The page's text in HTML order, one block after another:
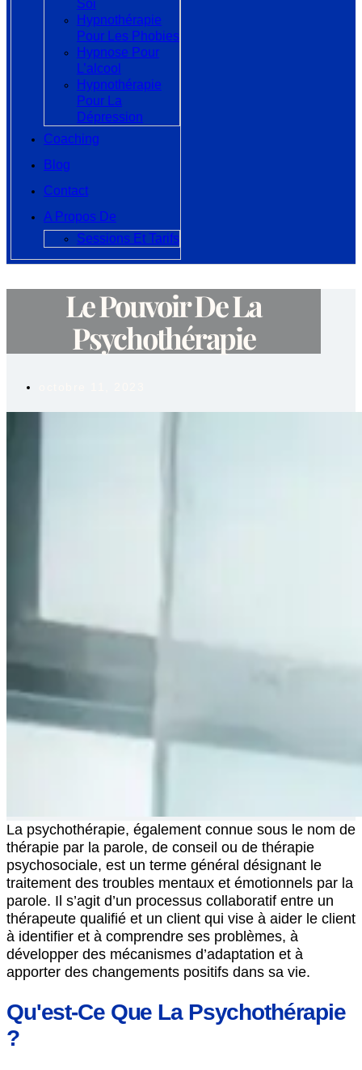
Soi
Hypnothérapie
Pour Les Phobies
Hypnose Pour
L’alcool
Hypnothérapie
Pour La
Dépression
Coaching
Blog
Contact
A Propos De
Sessions Et Tarifs
Le Pouvoir De La
Psychothérapie
La psychothérapie, également connue sous le nom de
thérapie par la parole, de conseil ou de thérapie
psychosociale, est un terme général désignant le
traitement des troubles mentaux et émotionnels par la
parole. Il s’agit d’un processus collaboratif entre un
thérapeute qualifié et un client qui vise à aider le client
à identifier et à comprendre ses problèmes, à
développer des mécanismes d’adaptation et à
apporter des changements positifs dans sa vie.
Qu'est-Ce Que La Psychothérapie
?